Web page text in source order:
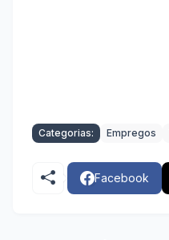
Categorias: Empregos
Facebook